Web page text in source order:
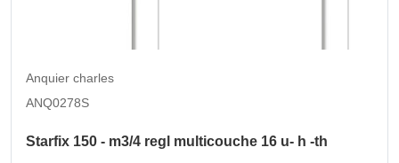
Anquier charles
ANQ0278S
Starfix 150 - m3/4 regl multicouche 16 u- h -th